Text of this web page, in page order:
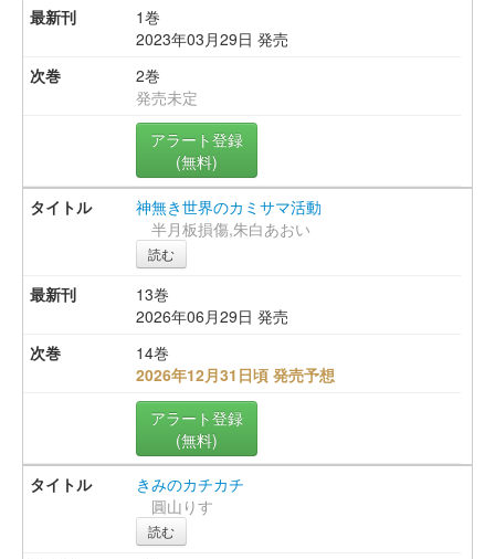
1巻
2023年03月29日 発売
2巻
発売未定
アラート登録
(無料)
神無き世界のカミサマ活動
半月板損傷,朱白あおい
読む
13巻
2026年06月29日 発売
14巻
2026年12月31日頃 発売予想
アラート登録
(無料)
きみのカチカチ
圓山りす
読む